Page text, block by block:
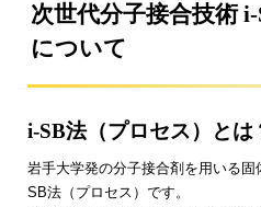
次世代分子接合技術 i-
について
i-SB法（プロセス）とは
岩手大学発の分子接合剤を用いる
SB法（プロセス）です。